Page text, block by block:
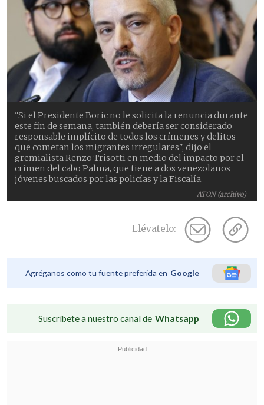
ATON (archivo)
"Si el Presidente Boric no le solicita la renuncia durante
este fin de semana, también debería ser considerado
responsable implícito de todos los crímenes y delitos
que cometan los migrantes irregulares", dijo el
gremialista Renzo Trisotti en medio del impacto por el
crimen del cabo Palma, que tiene a dos venezolanos
jóvenes buscados por las policías y la Fiscalía.
Llévatelo:
Agréganos como tu fuente preferida en Google
Suscríbete a nuestro canal de Whatsapp